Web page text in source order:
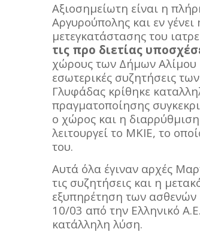
Αξιοσημείωτη είναι η
Αργυρούπολης και εν
μετεγκατάστασης του
τις προ διετίας
χώρους των Δήμων Αλίμου
εσωτερικές συζητήσεις
Γλυφάδας κρίθηκε
πραγματοποίησης
ο χώρος και η
λειτουργεί το ΜΚΙΕ, το
του.
Αυτά όλα έγιναν αρχές
τις συζητήσεις και η
εξυπηρέτηση των ασθενών
10/03 από την Ελληνικό
κατάλληλη λύση.